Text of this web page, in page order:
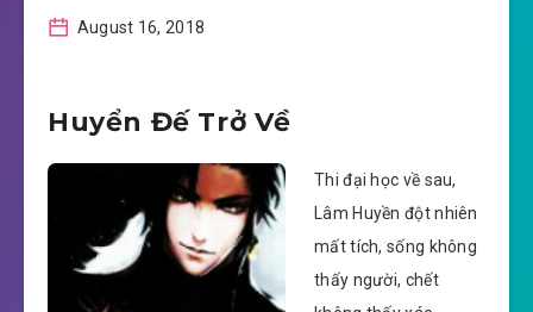
August 16, 2018
Huyển Đế Trở Về
Thi đại học về sau,
Lâm Huyền đột nhiên
mất tích, sống không
thấy người, chết